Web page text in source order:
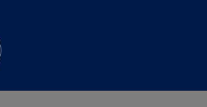
し
い